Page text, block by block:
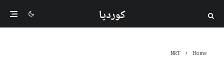
کوردیا
Home
NRT